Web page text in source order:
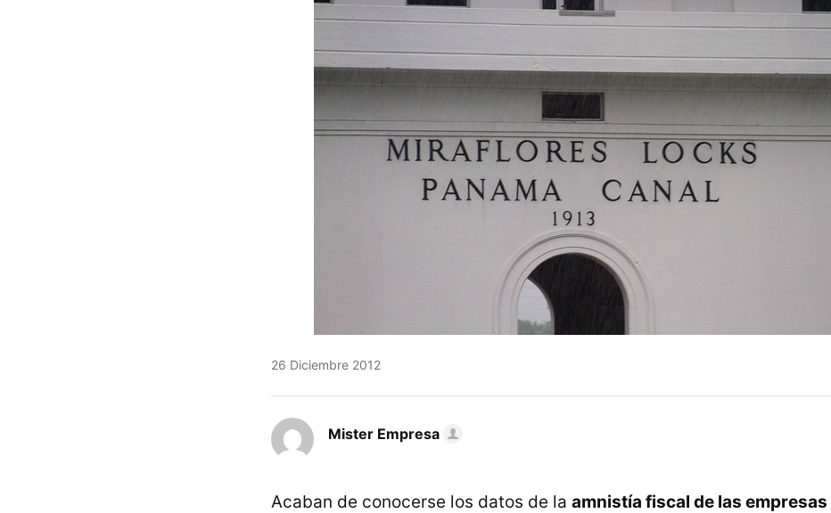
26 Diciembre 2012
Mister Empresa
Acaban de conocerse los datos de la amnistía fiscal de las empresas